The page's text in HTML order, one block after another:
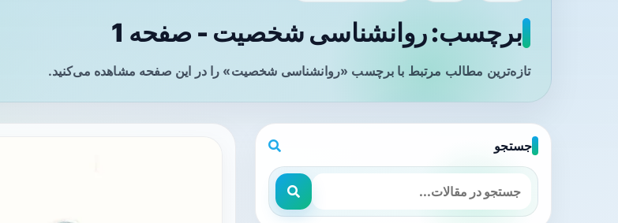
برچسب: روانشناسی شخصیت - صفحه 1
تازه‌ترین مطالب مرتبط با برچسب «روانشناسی شخصیت» را در این صفحه مشاهده می‌کنید.
جستجو